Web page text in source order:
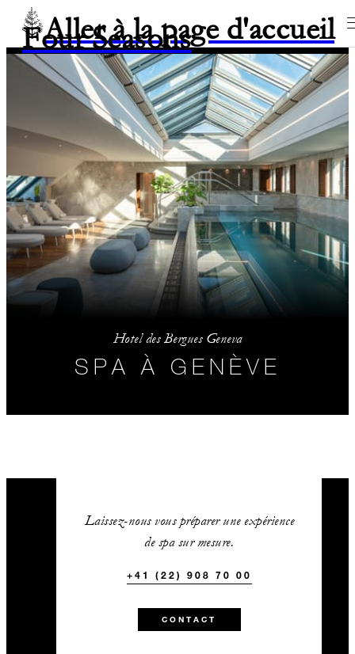
Aller à la page d'accueil
Four Seasons
Hotel des Bergues Geneva
SPA À GENÈVE
ACHETEZ UNE
CARTE CADEAUX
Laissez-nous vous préparer une expérience
de spa sur mesure.
+41 (22) 908 70 00
CONTACT